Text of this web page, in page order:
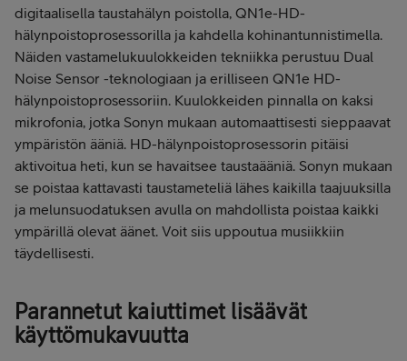
digitaalisella taustahälyn poistolla, QN1e-HD-
hälynpoistoprosessorilla ja kahdella kohinantunnistimella.
Näiden vastamelukuulokkeiden tekniikka perustuu Dual
Noise Sensor -teknologiaan ja erilliseen QN1e HD-
hälynpoistoprosessoriin. Kuulokkeiden pinnalla on kaksi
mikrofonia, jotka Sonyn mukaan automaattisesti sieppaavat
ympäristön ääniä. HD-hälynpoistoprosessorin pitäisi
aktivoitua heti, kun se havaitsee taustaääniä. Sonyn mukaan
se poistaa kattavasti taustameteliä lähes kaikilla taajuuksilla
ja melunsuodatuksen avulla on mahdollista poistaa kaikki
ympärillä olevat äänet. Voit siis uppoutua musiikkiin
täydellisesti.
Parannetut kaiuttimet lisäävät
käyttömukavuutta